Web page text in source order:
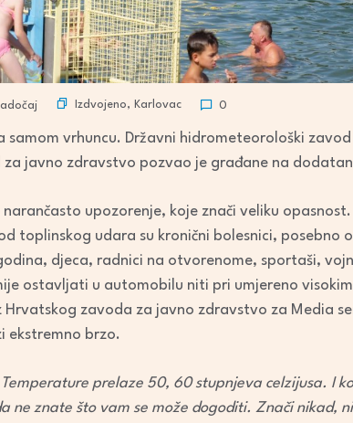
Izdvojeno, Karlovac 0
samom vrhuncu. Državni hidrometeorološki
za javno zdravstvo pozvao je građane na
narančasto upozorenje, koje znači veliku
toplinskog udara su kronični bolesnici, posebno
djeca, radnici na otvorenome, sportaši,
ostavljati u automobilu niti pri umjereno
Hrvatskog zavoda za javno zdravstvo za Media
ekstremno brzo.
prelaze 50, 60 stupnjeva celzijusa. I
ne znate što vam se može dogoditi. Znači nikad,